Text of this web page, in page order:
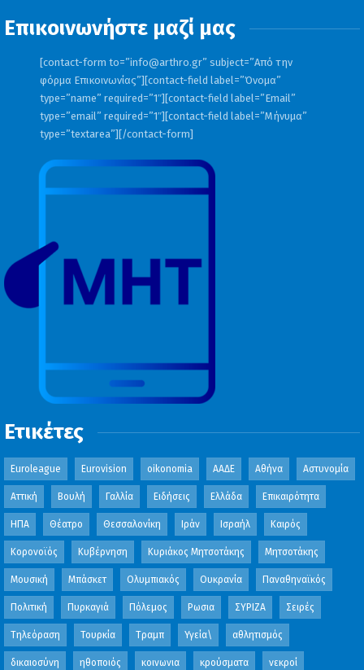
Επικοινωνήστε μαζί μας
[contact-form to=”info@arthro.gr” subject=”Από την
φόρμα Επικοινωνίας”][contact-field label=”Όνομα”
type=”name” required=”1″][contact-field label=”Email”
type=”email” required=”1″][contact-field label=”Μήνυμα”
type=”textarea”][/contact-form]
Ετικέτες
Euroleague Eurovision oikonomia ΑΑΔΕ Αθήνα Αστυνομία
Αττική Βουλή Γαλλία Ειδήσεις Ελλάδα Επικαιρότητα
ΗΠΑ Θέατρο Θεσσαλονίκη Ιράν Ισραήλ Καιρός
Κορονοϊός Κυβέρνηση Κυριάκος Μητσοτάκης Μητσοτάκης
Μουσική Μπάσκετ Ολυμπιακός Ουκρανία Παναθηναϊκός
Πολιτική Πυρκαγιά Πόλεμος Ρωσια ΣΥΡΙΖΑ Σειρές
Τηλεόραση Τουρκία Τραμπ Υγεία\ αθλητισμός
δικαιοσύνη ηθοποιός κοινωνια κρούσματα νεκροί